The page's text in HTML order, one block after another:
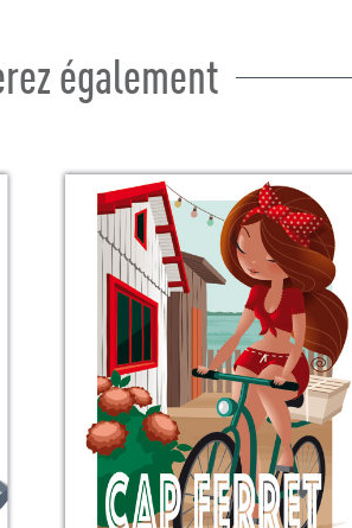
également